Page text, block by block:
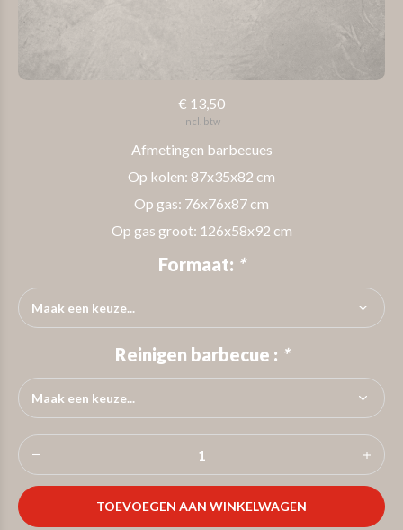
€ 13,50
Incl. btw
Afmetingen barbecues
Op kolen: 87x35x82 cm
Op gas: 76x76x87 cm
Op gas groot: 126x58x92 cm
Formaat: *
Reinigen barbecue : *
TOEVOEGEN AAN WINKELWAGEN